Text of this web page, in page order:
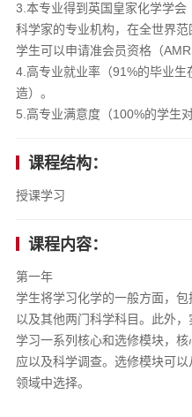
3.本专业得到英国皇家化学学
科学家的专业机构，在全世界范
学生可以申请准会员资格（
4.高专业就业率（91%的毕业
造）。
5.高专业满意度（100%的学生
课程结构：
授课学习
课程内容：
第一年
学生将学习化学的一般方面，
以及其他两门科学科目。此外
学习一系列核心和选修模块，
应以及科学调查。选修模块可
领域中选择。